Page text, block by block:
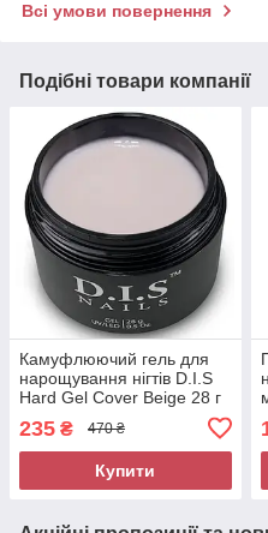
Всі умови повернення
Подібні товари компанії
Камуфлюючий гель для
нарощування нігтів D.I.S
Hard Gel Cover Beige 28 г
235 ₴ 470 ₴
Купити